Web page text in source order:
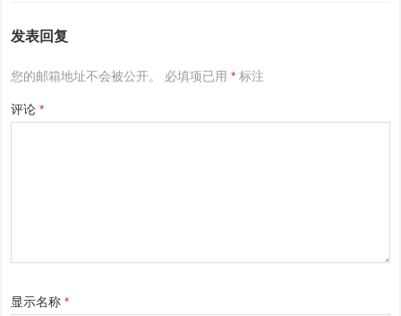
发表回复
您的邮箱地址不会被公开。 必填项已用* 标注
评论*
显示名称*